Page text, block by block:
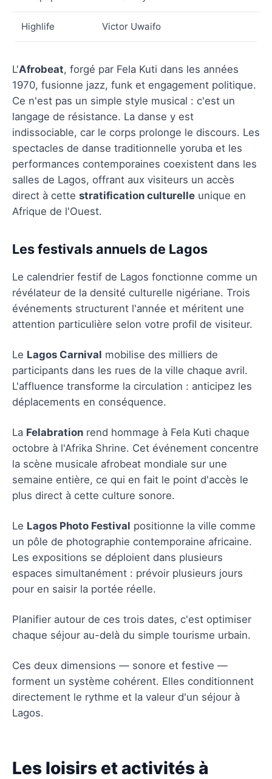
Highlife Victor Uwaifo
L'Afrobeat, forgé par Fela Kuti dans les années
1970, fusionne jazz, funk et engagement politique.
Ce n'est pas un simple style musical : c'est un
langage de résistance. La danse y est
indissociable, car le corps prolonge le discours. Les
spectacles de danse traditionnelle yoruba et les
performances contemporaines coexistent dans les
salles de Lagos, offrant aux visiteurs un accès
direct à cette stratification culturelle unique en
Afrique de l'Ouest.
Les festivals annuels de Lagos
Le calendrier festif de Lagos fonctionne comme un
révélateur de la densité culturelle nigériane. Trois
événements structurent l'année et méritent une
attention particulière selon votre profil de visiteur.
Le Lagos Carnival mobilise des milliers de
participants dans les rues de la ville chaque avril.
L'affluence transforme la circulation : anticipez les
déplacements en conséquence.
La Felabration rend hommage à Fela Kuti chaque
octobre à l'Afrika Shrine. Cet événement concentre
la scène musicale afrobeat mondiale sur une
semaine entière, ce qui en fait le point d'accès le
plus direct à cette culture sonore.
Le Lagos Photo Festival positionne la ville comme
un pôle de photographie contemporaine africaine.
Les expositions se déploient dans plusieurs
espaces simultanément : prévoir plusieurs jours
pour en saisir la portée réelle.
Planifier autour de ces trois dates, c'est optimiser
chaque séjour au-delà du simple tourisme urbain.
Ces deux dimensions — sonore et festive —
forment un système cohérent. Elles conditionnent
directement le rythme et la valeur d'un séjour à
Lagos.
Les loisirs et activités à